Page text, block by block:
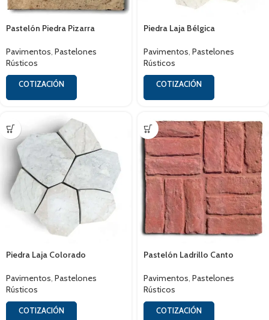
Pastelón Piedra Pizarra
Pavimentos, Pastelones
Rústicos
COTIZACIÓN
Piedra Laja Bélgica
Pavimentos, Pastelones
Rústicos
COTIZACIÓN
Piedra Laja Colorado
Pavimentos, Pastelones
Rústicos
COTIZACIÓN
Pastelón Ladrillo Canto
Pavimentos, Pastelones
Rústicos
COTIZACIÓN